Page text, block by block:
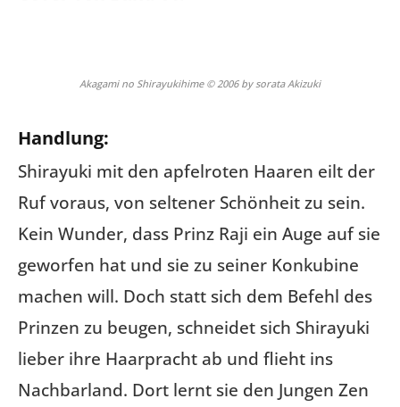
Akagami no Shirayukihime © 2006 by sorata Akizuki
Handlung:
Shirayuki mit den apfelroten Haaren eilt der
Ruf voraus, von seltener Schönheit zu sein.
Kein Wunder, dass Prinz Raji ein Auge auf sie
geworfen hat und sie zu seiner Konkubine
machen will. Doch statt sich dem Befehl des
Prinzen zu beugen, schneidet sich Shirayuki
lieber ihre Haarpracht ab und flieht ins
Nachbarland. Dort lernt sie den Jungen Zen